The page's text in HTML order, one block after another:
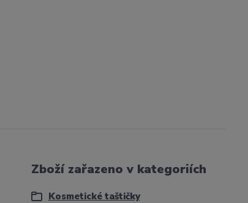
Zboží zařazeno v kategoriích
Kosmetické taštičky